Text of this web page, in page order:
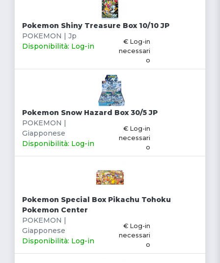
Pokemon Shiny Treasure Box 10/10 JP
POKEMON | Jp
Disponibilità: Log-in
€ Log-in
necessari
o
Pokemon Snow Hazard Box 30/5 JP
POKEMON |
Giapponese
Disponibilità: Log-in
€ Log-in
necessari
o
Pokemon Special Box Pikachu Tohoku
Pokemon Center
POKEMON |
Giapponese
Disponibilità: Log-in
€ Log-in
necessari
o